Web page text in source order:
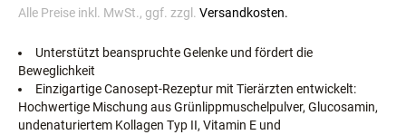
Alle Preise inkl. MwSt., ggf. zzgl. Versandkosten.
Unterstützt beanspruchte Gelenke und fördert die
Beweglichkeit
Einzigartige Canosept-Rezeptur mit Tierärzten entwickelt:
Hochwertige Mischung aus Grünlippmuschelpulver, Glucosamin,
undenaturiertem Kollagen Typ II, Vitamin E und